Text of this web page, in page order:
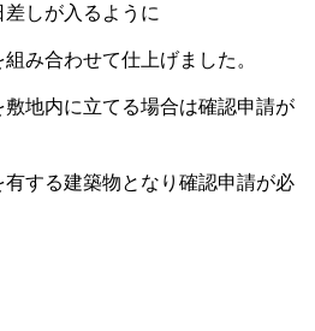
しが入るように
み合わせて仕上げました。
地内に立てる場合は確認申請が
する建築物となり確認申請が必